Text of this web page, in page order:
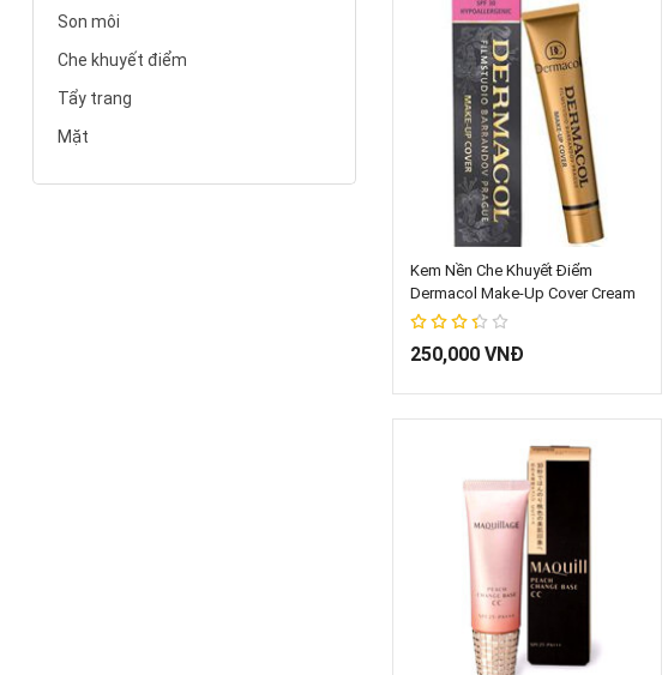
Kem Nền Che Khuyết Điểm
Dermacol Make-Up Cover Cream
67%
250,000 VNĐ
Thêm vào giỏ hàng
Thêm vào giỏ hàng
Son môi
Che khuyết điểm
Tẩy trang
Mặt